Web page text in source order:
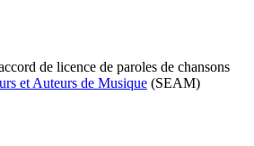
de licence de paroles de chansons
et Auteurs de Musique (SEAM)